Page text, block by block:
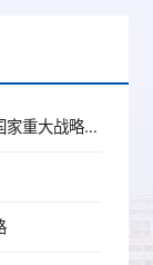
习近平给天津大学全体师生回信强调 聚焦国家重大战略需求提高人才培养质量 更好服务经济社会发展